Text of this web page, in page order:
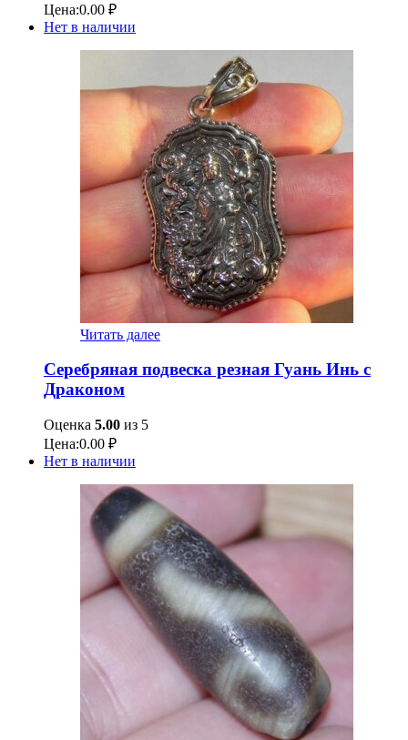
Цена:0.00 ₽
Нет в наличии
Читать далее
Серебряная подвеска резная Гуань Инь с
Драконом
Оценка 5.00 из 5
Цена:0.00 ₽
Нет в наличии